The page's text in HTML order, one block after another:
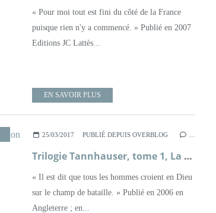
« Pour moi tout est fini du côté de la France
puisque rien n'y a commencé. » Publié en 2007
Editions JC Lattès...
EN SAVOIR PLUS
,MALTE, RENAISSANCE,ROMAN,XVIÈME SIÈCLE
25/03/2017 PUBLIÉ DEPUIS OVERBLOG
Trilogie Tannhauser, tome 1, La Religion ; Tim Willocks
« Il est dit que tous les hommes croient en Dieu
sur le champ de bataille. » Publié en 2006 en
Angleterre ; en...